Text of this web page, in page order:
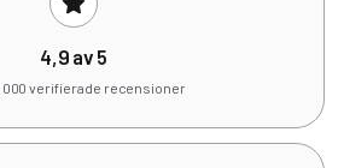
4,9 av 5
000 verifierade recensioner